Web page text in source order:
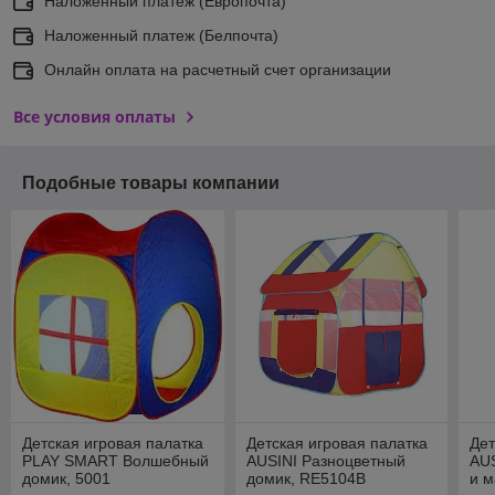
Наложенный платеж (Белпочта)
Онлайн оплата на расчетный счет организации
Все условия оплаты
Подобные товары компании
Детская игровая палатка
PLAY SMART Волшебный
домик, 5001
Детская игровая палатка
AUSINI Разноцветный
домик, RE5104B
и